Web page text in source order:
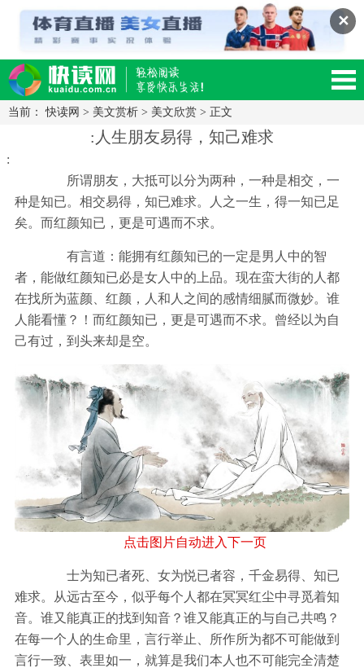
✕
读网-轻松阅读,快乐生活移动版
当前：快读网 > 美文赏析 > 美文欣赏 > 正文
:人生朋友易得，知己难求
:
所谓朋友，大抵可以分为两种，一种是相交，一
种是知已。相交易得，知已难求。人之一生，得一知已足
矣。而红颜知已，更是可遇而不求。
有言道：能拥有红颜知已的一定是男人中的智
者，能做红颜知已必是女人中的上品。现在蛮大街的人都
在找所为蓝颜、红颜，人和人之间的感情细腻而微妙。谁
人能看懂？！而红颜知已，更是可遇而不求。曾经以为自
己有过，到头来却是空。
点击图片自动进入下一页
士为知已者死、女为悦已者容，千金易得、知已
难求。从远古至今，似乎每个人都在冥冥红尘中寻觅着知
音。谁又能真正的找到知音？谁又能真正的与自己共鸣？
在每一个人的生命里，言行举止、所作所为都不可能做到
言行一致、表里如一，就算是我们本人也不可能完全清楚